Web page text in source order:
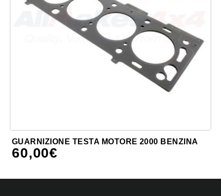
GUARNIZIONE TESTA MOTORE 2000 BENZINA
60,00€